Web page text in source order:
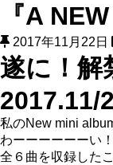
『A
2017年11月22日
遂に！解
2017.11/
私のNew mini
わーーーーーーい
全６曲を収録した